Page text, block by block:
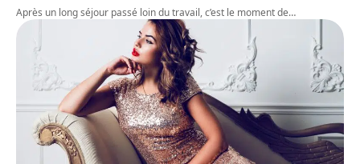
Après un long séjour passé loin du travail, c’est le moment de…